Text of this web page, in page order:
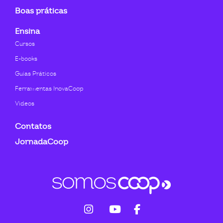
Boas práticas
Ensina
Cursos
E-books
Guias Práticos
Ferramentas InovaCoop
Videos
Contatos
JornadaCoop